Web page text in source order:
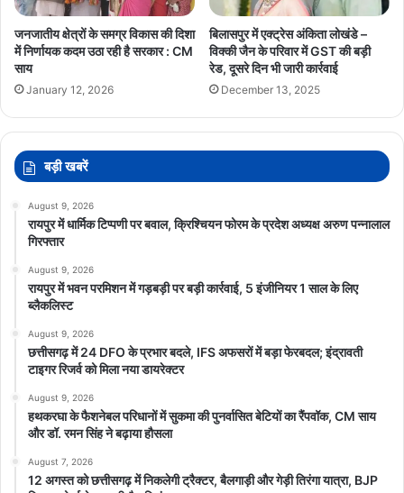
जनजातीय क्षेत्रों के समग्र विकास की दिशा
में निर्णायक कदम उठा रही है सरकार : CM
साय
January 12, 2026
बिलासपुर में एक्ट्रेस अंकिता लोखंडे –
विक्की जैन के परिवार में GST की बड़ी
रेड, दूसरे दिन भी जारी कार्रवाई
December 13, 2025
बड़ी खबरें
August 9, 2026
रायपुर में धार्मिक टिप्पणी पर बवाल, क्रिश्चियन फोरम के प्रदेश अध्यक्ष अरुण पन्नालाल
गिरफ्तार
August 9, 2026
रायपुर में भवन परमिशन में गड़बड़ी पर बड़ी कार्रवाई, 5 इंजीनियर 1 साल के लिए
ब्लैकलिस्ट
August 9, 2026
छत्तीसगढ़ में 24 DFO के प्रभार बदले, IFS अफसरों में बड़ा फेरबदल; इंद्रावती
टाइगर रिजर्व को मिला नया डायरेक्टर
August 9, 2026
हथकरघा के फैशनेबल परिधानों में सुकमा की पुनर्वासित बेटियों का रैंपवॉक, CM साय
और डॉ. रमन सिंह ने बढ़ाया हौसला
August 7, 2026
12 अगस्त को छत्तीसगढ़ में निकलेगी ट्रैक्टर, बैलगाड़ी और गेड़ी तिरंगा यात्रा, BJP